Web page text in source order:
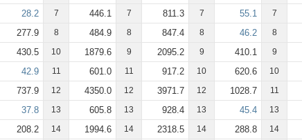
28.2
277.9
430.5
42.9
737.9
37.8
208.2
7 446.1
8 484.9
10 1879.6
11 601.0
12 4350.0
13 605.8
14 1994.6
7 811.3
8 847.4
9 2095.2
11 917.2
12 3971.7
13 928.4
14 2318.5
7 55.1
8 46.2
9 410.1
10 620.6
12 1028.7
13 45.4
14 288.8
7
8
9
10
11
13
14